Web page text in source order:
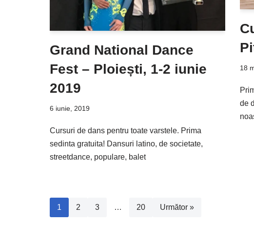
Grand National Dance
Fest – Ploiești, 1-2 iunie
2019
6 iunie, 2019
Cursuri de dans pentru toate varstele. Prima
sedinta gratuita! Dansuri latino, de societate,
streetdance, populare, balet
18
de
1 2 3 … 20 Următor »